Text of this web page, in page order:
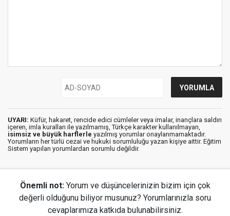
UYARI: Küfür, hakaret, rencide edici cümleler veya imalar, inançlara saldırı
içeren, imla kuralları ile yazılmamış, Türkçe karakter kullanılmayan,
isimsiz ve büyük harflerle yazılmış yorumlar onaylanmamaktadır.
Yorumların her türlü cezai ve hukuki sorumluluğu yazan kişiye aittir. Eğitim
Sistem yapılan yorumlardan sorumlu değildir.
Önemli not: Yorum ve düşüncelerinizin bizim için çok
değerli olduğunu biliyor musunuz? Yorumlarınızla soru
cevaplarımıza katkıda bulunabilirsiniz.